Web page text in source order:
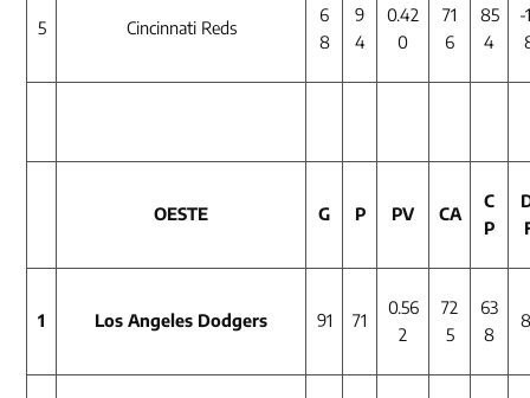
5 Cincinnati Reds
6
8
9
4
0.42
0
71
6
85
4
-
OESTE G P PV CA
C
P
1 Los Angeles Dodgers 91 71
0.56
2
72
5
63
8